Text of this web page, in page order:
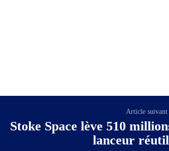
Article suivant
Stoke Space lève 510
lanceur